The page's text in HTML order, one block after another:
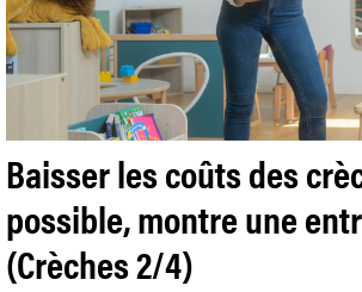
Baisser les coûts des
possible, montre une
(Crèches 2/4)